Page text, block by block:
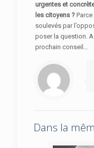
urgentes et
les citoyens ?
soulevés par
poser la question.
prochain conseil…
Dans la